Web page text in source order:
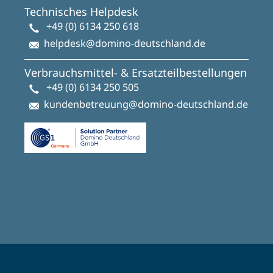
Technisches Helpdesk
+49 (0) 6134 250 618
helpdesk@domino-deutschland.de
Verbrauchsmittel- & Ersatzteilbestellungen
+49 (0) 6134 250 505
kundenbetreuung@domino-deutschland.de